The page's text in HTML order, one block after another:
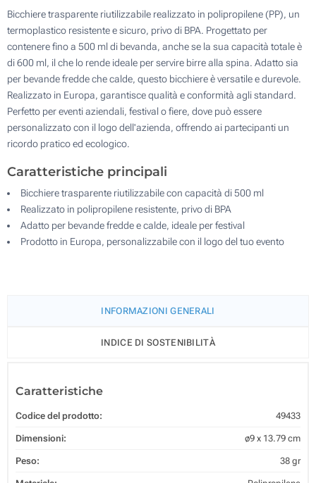
Bicchiere trasparente riutilizzabile realizzato in polipropilene (PP), un
termoplastico resistente e sicuro, privo di BPA. Progettato per
contenere fino a 500 ml di bevanda, anche se la sua capacità totale è
di 600 ml, il che lo rende ideale per servire birre alla spina. Adatto sia
per bevande fredde che calde, questo bicchiere è versatile e durevole.
Realizzato in Europa, garantisce qualità e conformità agli standard.
Perfetto per eventi aziendali, festival o fiere, dove può essere
personalizzato con il logo dell'azienda, offrendo ai partecipanti un
ricordo pratico ed ecologico.
Caratteristiche principali
Bicchiere trasparente riutilizzabile con capacità di 500 ml
Realizzato in polipropilene resistente, privo di BPA
Adatto per bevande fredde e calde, ideale per festival
Prodotto in Europa, personalizzabile con il logo del tuo evento
INFORMAZIONI GENERALI
INDICE DI SOSTENIBILITÀ
Caratteristiche
Codice del prodotto: 49433
Dimensioni: ø9 x 13.79 cm
Peso: 38 gr